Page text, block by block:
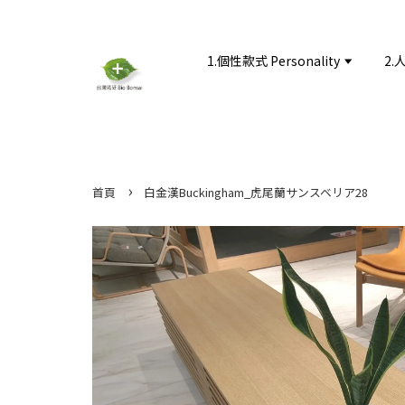
1.個性款式 Personality 2.
首頁 › 白金漢Buckingham_虎尾蘭サンスベリア28